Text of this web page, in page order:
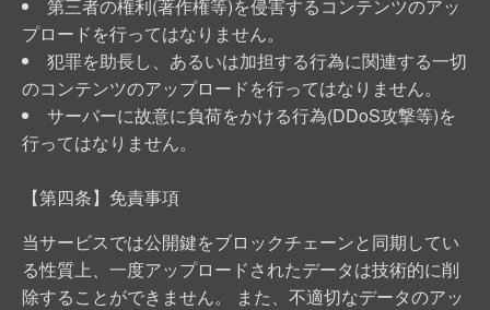
第三者の権利(著作権等)を侵害するコンテンツのアッ
プロードを行ってはなりません。
犯罪を助長し、あるいは加担する行為に関連する一切
のコンテンツのアップロードを行ってはなりません。
サーバーに故意に負荷をかける行為(DDoS攻撃等)を
行ってはなりません。
【第四条】免責事項
当サービスでは公開鍵をブロックチェーンと同期してい
る性質上、一度アップロードされたデータは技術的に削
除することができません。 また、不適切なデータのアッ